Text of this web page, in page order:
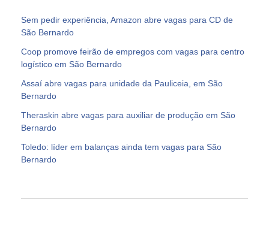
Sem pedir experiência, Amazon abre vagas para CD de
São Bernardo
Coop promove feirão de empregos com vagas para centro
logístico em São Bernardo
Assaí abre vagas para unidade da Pauliceia, em São
Bernardo
Theraskin abre vagas para auxiliar de produção em São
Bernardo
Toledo: líder em balanças ainda tem vagas para São
Bernardo